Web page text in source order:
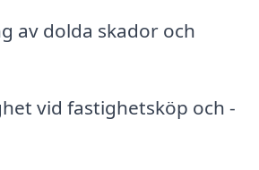
av dolda skador och
vid fastighetsköp och -